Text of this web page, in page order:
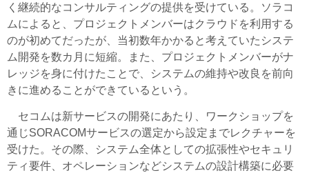
く継続的なコンサルティングの提供を受けている。ソラコ
ムによると、プロジェクトメンバーはクラウドを利用する
のが初めてだったが、当初数年かかると考えていたシステ
ム開発を数カ月に短縮。また、プロジェクトメンバーがナ
レッジを身に付けたことで、システムの維持や改良を前向
きに進めることができているという。
セコムは新サービスの開発にあたり、ワークショップを
通じSORACOMサービスの選定から設定までレクチャーを
受けた。その際、システム全体としての拡張性やセキュリ
ティ要件、オペレーションなどシステムの設計構築に必要